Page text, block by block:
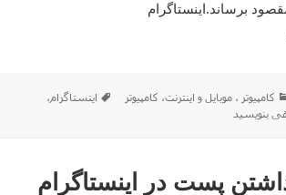
برساند.اینستاگرام
عکس در اینستاگرام با استفاده از کامپیوتر
دسته‌ها
كامپيوتر ، موبایل و اينترنت، کامپیوتر برچسب‌ها
اینستاگرام،
عکس در اینستاگرام با استفاده از کامپیوتر
بنویسید
پست در اینستاگرام